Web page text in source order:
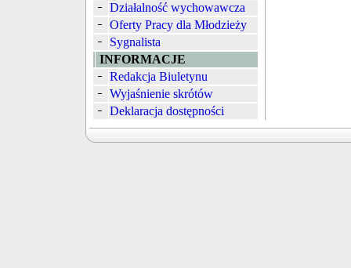
Działalność wychowawcza
Oferty Pracy dla Młodzieży
Sygnalista
INFORMACJE
Redakcja Biuletynu
Wyjaśnienie skrótów
Deklaracja dostępności